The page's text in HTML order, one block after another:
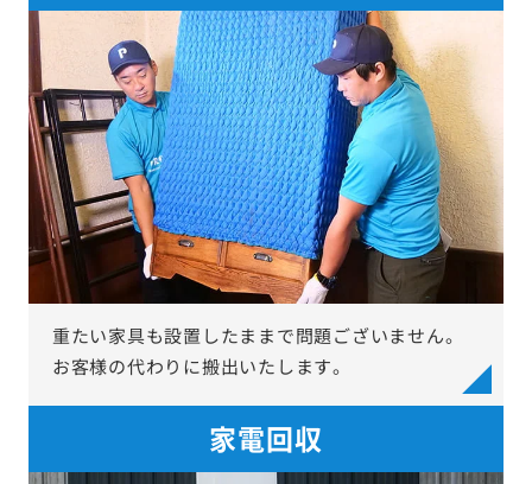
重たい家具も設置したままで問題ございません。
お客様の代わりに搬出いたします。
家電回収